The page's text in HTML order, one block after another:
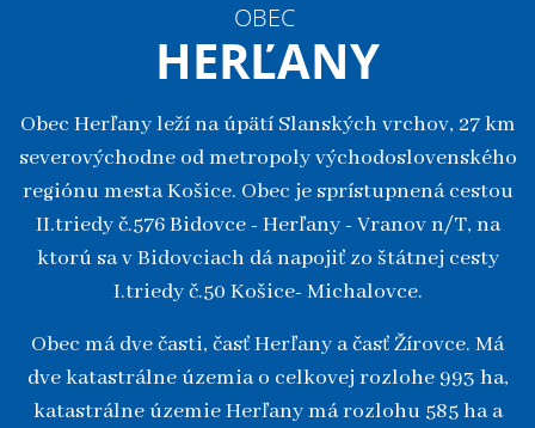
OBEC
HERĽANY
Obec Herľany leží na úpätí Slanských vrchov, 27 km
severovýchodne od metropoly východoslovenského
regiónu mesta Košice. Obec je sprístupnená cestou
II.triedy č.576 Bidovce - Herľany - Vranov n/T, na
ktorú sa v Bidovciach dá napojiť zo štátnej cesty
I.triedy č.50 Košice- Michalovce.
Obec má dve časti, časť Herľany a časť Žírovce. Má
dve katastrálne územia o celkovej rozlohe 993 ha,
katastrálne územie Herľany má rozlohu 585 ha a